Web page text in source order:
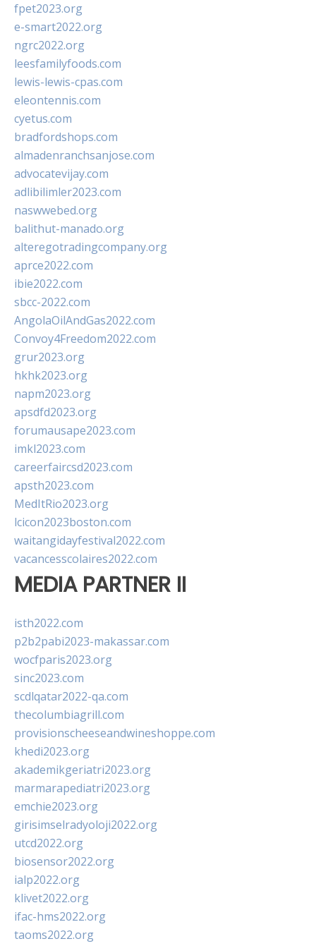
fpet2023.org
e-smart2022.org
ngrc2022.org
leesfamilyfoods.com
lewis-lewis-cpas.com
eleontennis.com
cyetus.com
bradfordshops.com
almadenranchsanjose.com
advocatevijay.com
adlibilimler2023.com
naswwebed.org
balithut-manado.org
alteregotradingcompany.org
aprce2022.com
ibie2022.com
sbcc-2022.com
AngolaOilAndGas2022.com
Convoy4Freedom2022.com
grur2023.org
hkhk2023.org
napm2023.org
apsdfd2023.org
forumausape2023.com
imkl2023.com
careerfaircsd2023.com
apsth2023.com
MedItRio2023.org
lcicon2023boston.com
waitangidayfestival2022.com
vacancesscolaires2022.com
MEDIA PARTNER II
isth2022.com
p2b2pabi2023-makassar.com
wocfparis2023.org
sinc2023.com
scdlqatar2022-qa.com
thecolumbiagrill.com
provisionscheeseandwineshoppe.com
khedi2023.org
akademikgeriatri2023.org
marmarapediatri2023.org
emchie2023.org
girisimselradyoloji2022.org
utcd2022.org
biosensor2022.org
ialp2022.org
klivet2022.org
ifac-hms2022.org
taoms2022.org